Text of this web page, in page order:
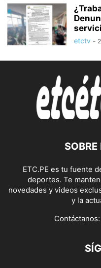
etctv -
ETC.PE es tu fuente
deportes. Te
novedades y videos
y la
Contáctanos: